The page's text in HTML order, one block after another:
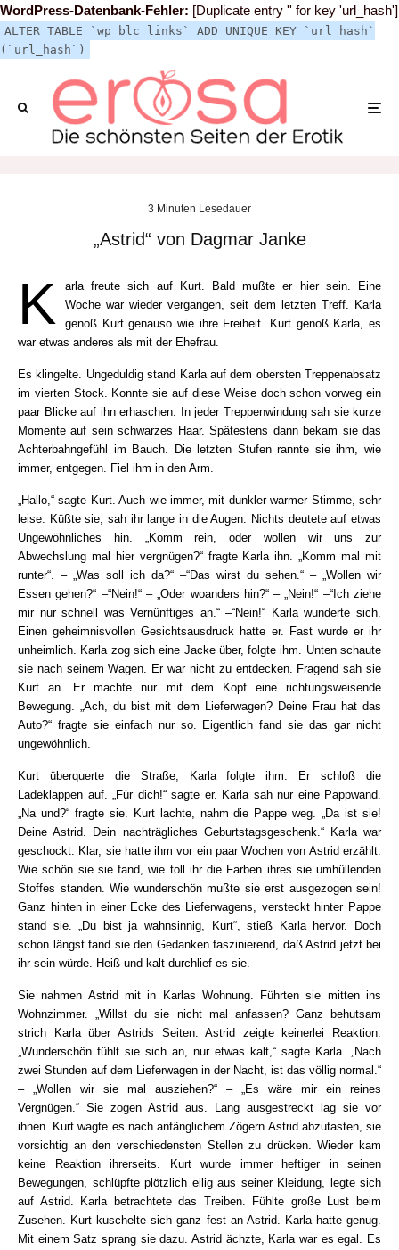
WordPress-Datenbank-Fehler: [Duplicate entry '' for key 'url_hash']
ALTER TABLE `wp_blc_links` ADD UNIQUE KEY `url_hash`
(`url_hash`)
3 Minuten Lesedauer
„Astrid“ von Dagmar Janke
K
arla freute sich auf Kurt. Bald mußte er hier sein. Eine
Woche war wieder vergangen, seit dem letzten Treff. Karla
genoß Kurt genauso wie ihre Freiheit. Kurt genoß Karla, es
war etwas anderes als mit der Ehefrau.
Es klingelte. Ungeduldig stand Karla auf dem obersten Treppenabsatz
im vierten Stock. Konnte sie auf diese Weise doch schon vorweg ein
paar Blicke auf ihn erhaschen. In jeder Treppenwindung sah sie kurze
Momente auf sein schwarzes Haar. Spätestens dann bekam sie das
Achterbahngefühl im Bauch. Die letzten Stufen rannte sie ihm, wie
immer, entgegen. Fiel ihm in den Arm.
„Hallo,“ sagte Kurt. Auch wie immer, mit dunkler warmer Stimme, sehr
leise. Küßte sie, sah ihr lange in die Augen. Nichts deutete auf etwas
Ungewöhnliches hin. „Komm rein, oder wollen wir uns zur
Abwechslung mal hier vergnügen?“ fragte Karla ihn. „Komm mal mit
runter“. – „Was soll ich da?“ –“Das wirst du sehen.“ – „Wollen wir
Essen gehen?“ –“Nein!“ – „Oder woanders hin?“ – „Nein!“ –“Ich ziehe
mir nur schnell was Vernünftiges an.“ –“Nein!“ Karla wunderte sich.
Einen geheimnisvollen Gesichtsausdruck hatte er. Fast wurde er ihr
unheimlich. Karla zog sich eine Jacke über, folgte ihm. Unten schaute
sie nach seinem Wagen. Er war nicht zu entdecken. Fragend sah sie
Kurt an. Er machte nur mit dem Kopf eine richtungsweisende
Bewegung. „Ach, du bist mit dem Lieferwagen? Deine Frau hat das
Auto?“ fragte sie einfach nur so. Eigentlich fand sie das gar nicht
ungewöhnlich.
Kurt überquerte die Straße, Karla folgte ihm. Er schloß die
Ladeklappen auf. „Für dich!“ sagte er. Karla sah nur eine Pappwand.
„Na und?“ fragte sie. Kurt lachte, nahm die Pappe weg. „Da ist sie!
Deine Astrid. Dein nachträgliches Geburtstagsgeschenk.“ Karla war
geschockt. Klar, sie hatte ihm vor ein paar Wochen von Astrid erzählt.
Wie schön sie sie fand, wie toll ihr die Farben ihres sie umhüllenden
Stoffes standen. Wie wunderschön mußte sie erst ausgezogen sein!
Ganz hinten in einer Ecke des Lieferwagens, versteckt hinter Pappe
stand sie. „Du bist ja wahnsinnig, Kurt“, stieß Karla hervor. Doch
schon längst fand sie den Gedanken faszinierend, daß Astrid jetzt bei
ihr sein würde. Heiß und kalt durchlief es sie.
Sie nahmen Astrid mit in Karlas Wohnung. Führten sie mitten ins
Wohnzimmer. „Willst du sie nicht mal anfassen? Ganz behutsam
strich Karla über Astrids Seiten. Astrid zeigte keinerlei Reaktion.
„Wunderschön fühlt sie sich an, nur etwas kalt,“ sagte Karla. „Nach
zwei Stunden auf dem Lieferwagen in der Nacht, ist das völlig normal.“
– „Wollen wir sie mal ausziehen?“ – „Es wäre mir ein reines
Vergnügen.“ Sie zogen Astrid aus. Lang ausgestreckt lag sie vor
ihnen. Kurt wagte es nach anfänglichem Zögern Astrid abzutasten, sie
vorsichtig an den verschiedensten Stellen zu drücken. Wieder kam
keine Reaktion ihrerseits. Kurt wurde immer heftiger in seinen
Bewegungen, schlüpfte plötzlich eilig aus seiner Kleidung, legte sich
auf Astrid. Karla betrachtete das Treiben. Fühlte große Lust beim
Zusehen. Kurt kuschelte sich ganz fest an Astrid. Karla hatte genug.
Mit einem Satz sprang sie dazu. Astrid ächzte, Karla war es egal. Es